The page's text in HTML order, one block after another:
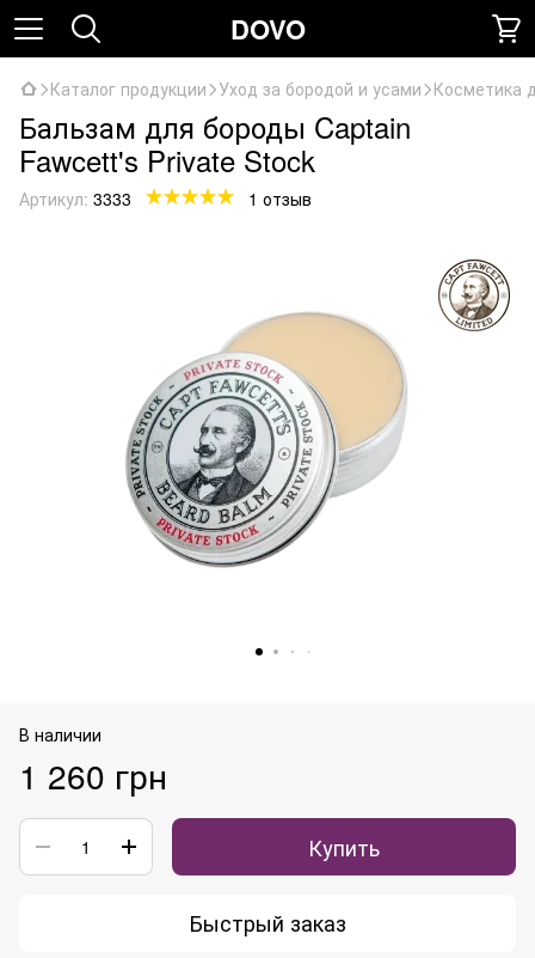
DOVO
Каталог продукции Уход за бородой и усами Косметика
Бальзам для бороды Captain
Fawcett's Private Stock
Артикул: 3333 1 отзыв
В наличии
1 260 грн
Купить
Быстрый заказ